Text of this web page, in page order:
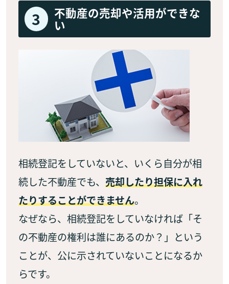
3 不動産の売却や活用ができな
い
相続登記をしていないと、いくら自分が相
続した不動産でも、 売却したり担保に入れ
たりすることができません。
なぜなら、相続登記をしていなければ「そ
の不動産の権利は誰にあるのか？」という
ことが、公に示されていないことになるか
らです。